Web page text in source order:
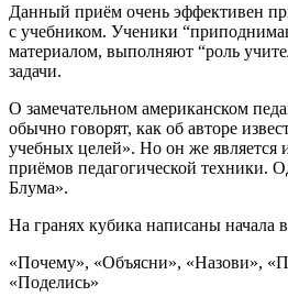
Данный приём очень эффективен
с учебником. Ученики
материалом, выполняют “роль
задачи.
О замечательном американском
обычно говорят, как об авторе
учебных целей». Но он же является
приёмов педагогической техники.
Блума».
На гранях кубика написаны начала
«Почему», «Объясни», «Назови»,
«Поделись»